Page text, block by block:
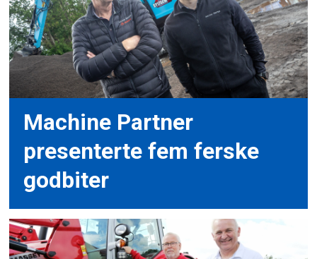
Machine Partner
presenterte fem ferske
godbiter